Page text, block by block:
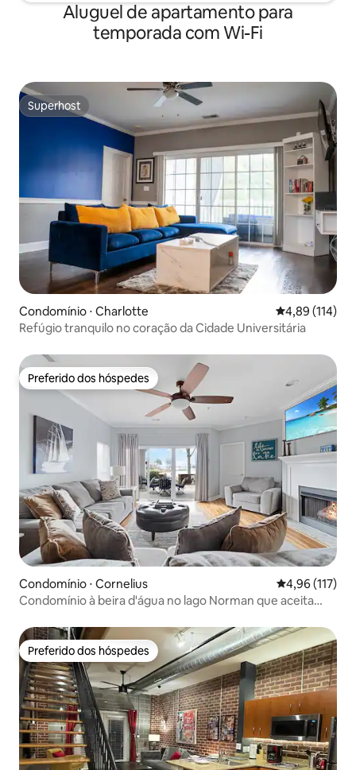
Aluguel de apartamento para
temporada com Wi-Fi
Superhost
Superhost
Condomínio ⋅ Charlotte 4,89 de uma
4,89 (114)
Refúgio tranquilo no coração da Cidade Universitária
Preferido dos hóspedes
Preferido dos hóspedes
Condomínio ⋅ Cornelius 4,96 de uma
4,96 (117)
Condomínio à beira d'água no lago Norman que aceita
Preferido dos hóspedes
Preferido dos hóspedes